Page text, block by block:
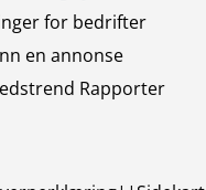
for bedrifter
en annonse
Rapporter